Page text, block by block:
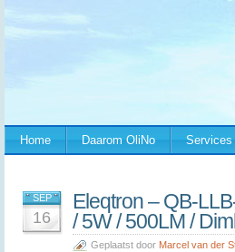
Home Daarom OliNo Services
SEP
16
Eleqtron – QB-
/ 5W / 500LM /
Geplaatst door Marcel van der